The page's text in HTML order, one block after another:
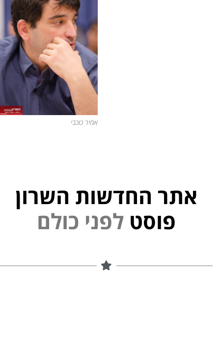
אמיר כוכבי
אתר החדשות השרון
פוסט